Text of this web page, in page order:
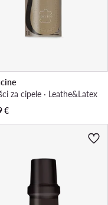
za cipele · Leathe&Latex
€